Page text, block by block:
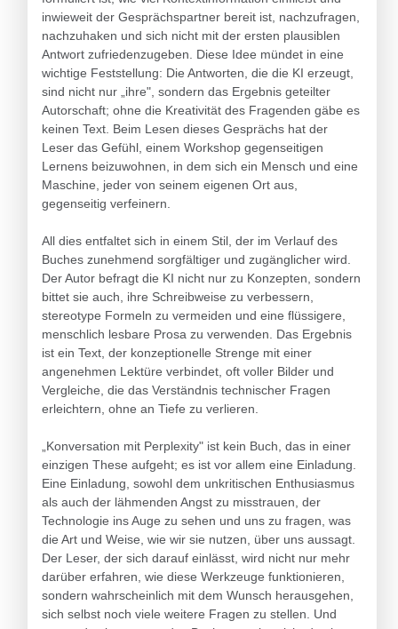
inwieweit der Gesprächspartner bereit ist, nachzufragen,
nachzuhaken und sich nicht mit der ersten plausiblen
Antwort zufriedenzugeben. Diese Idee mündet in eine
wichtige Feststellung: Die Antworten, die die KI erzeugt,
sind nicht nur „ihre", sondern das Ergebnis geteilter
Autorschaft; ohne die Kreativität des Fragenden gäbe es
keinen Text. Beim Lesen dieses Gesprächs hat der
Leser das Gefühl, einem Workshop gegenseitigen
Lernens beizuwohnen, in dem sich ein Mensch und eine
Maschine, jeder von seinem eigenen Ort aus,
gegenseitig verfeinern.
All dies entfaltet sich in einem Stil, der im Verlauf des
Buches zunehmend sorgfältiger und zugänglicher wird.
Der Autor befragt die KI nicht nur zu Konzepten, sondern
bittet sie auch, ihre Schreibweise zu verbessern,
stereotype Formeln zu vermeiden und eine flüssigere,
menschlich lesbare Prosa zu verwenden. Das Ergebnis
ist ein Text, der konzeptionelle Strenge mit einer
angenehmen Lektüre verbindet, oft voller Bilder und
Vergleiche, die das Verständnis technischer Fragen
erleichtern, ohne an Tiefe zu verlieren.
„Konversation mit Perplexity" ist kein Buch, das in einer
einzigen These aufgeht; es ist vor allem eine Einladung.
Eine Einladung, sowohl dem unkritischen Enthusiasmus
als auch der lähmenden Angst zu misstrauen, der
Technologie ins Auge zu sehen und uns zu fragen, was
die Art und Weise, wie wir sie nutzen, über uns aussagt.
Der Leser, der sich darauf einlässt, wird nicht nur mehr
darüber erfahren, wie diese Werkzeuge funktionieren,
sondern wahrscheinlich mit dem Wunsch herausgehen,
sich selbst noch viele weitere Fragen zu stellen. Und